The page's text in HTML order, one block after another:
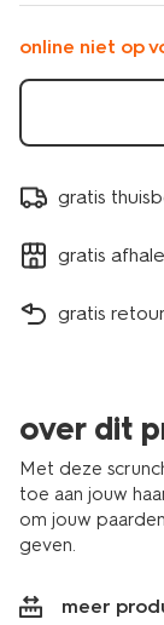
box-
stuks-
online niet op
gratis
gratis
gratis
over dit
Met deze
toe aan jouw
om jouw
geven.
meer